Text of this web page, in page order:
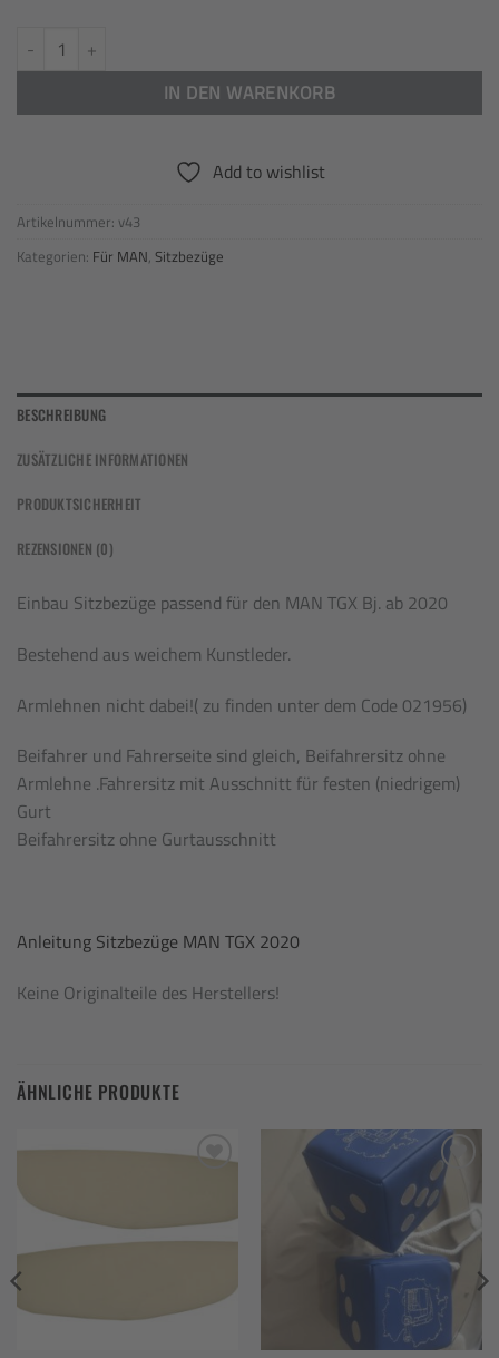
Einbau Sitzbezüge passend für MAN TGX Bj ab 2020 / festen (niedrigem)
IN DEN WARENKORB
Add to wishlist
Artikelnummer: v43
Kategorien: Für MAN, Sitzbezüge
BESCHREIBUNG
ZUSÄTZLICHE INFORMATIONEN
PRODUKTSICHERHEIT
REZENSIONEN (0)
Einbau Sitzbezüge passend für den MAN TGX Bj. ab 2020
Bestehend aus weichem Kunstleder.
Armlehnen nicht dabei!( zu finden unter dem Code 021956)
Beifahrer und Fahrerseite sind gleich, Beifahrersitz ohne
Armlehne .Fahrersitz mit Ausschnitt für festen (niedrigem)
Gurt
Beifahrersitz ohne Gurtausschnitt
Anleitung Sitzbezüge MAN TGX 2020
Keine Originalteile des Herstellers!
ÄHNLICHE PRODUKTE
Add to
wishlist